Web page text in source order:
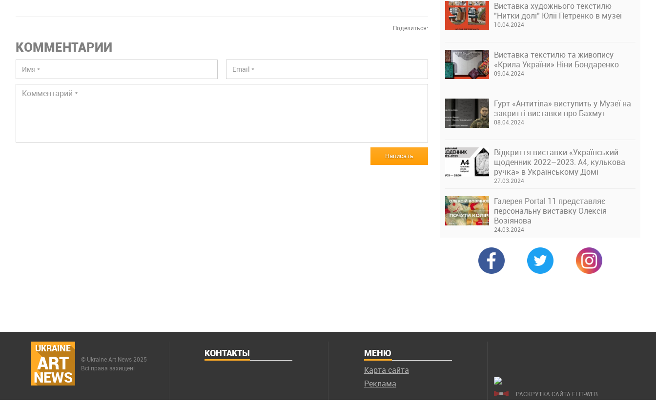
Поделиться:
КОММЕНТАРИИ
Написать
Виставка художнього текстилю
"Нитки долі" Юлії Петренко в музеї
10.04.2024
Виставка текстилю та живопису
«Крила України» Ніни Бондаренко
09.04.2024
Гурт «Антитіла» виступить у Музеї на
закритті виставки про Бахмут
08.04.2024
Відкриття виставки «Український
щоденник 2022–2023. А4, кулькова
ручка» в Українському Домі
27.03.2024
Галерея Portal 11 представляє
персональну виставку Олексія
Возіянова
24.03.2024
UKRAINE
ART
NEWS
© Ukraine Art News 2025
Всі права захищені
КОНТАКТЫ МЕНЮ
Карта сайта
Реклама
РАСКРУТКА САЙТА ELIT-WEB